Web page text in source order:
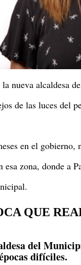
nueva alcaldesa
de las luces del
en el
esa zona, donde a
QUE
del
difíciles.